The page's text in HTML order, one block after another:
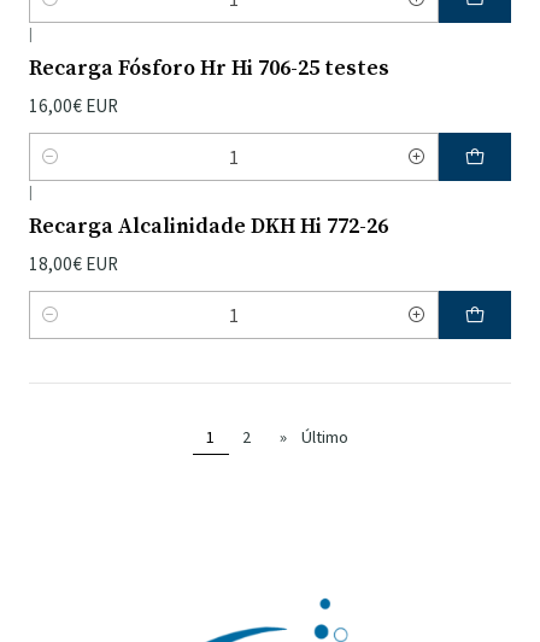
Quantidade
|
Recarga Fósforo Hr Hi 706-25 testes
16,00€ EUR
Quantidade
|
Recarga Alcalinidade DKH Hi 772-26
18,00€ EUR
Quantidade
1 2 » Último